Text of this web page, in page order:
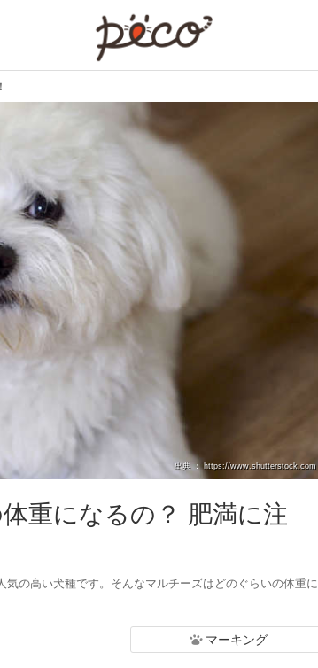
出典 ： https://www.shutterstock.com
重になるの？ 肥満に注
の高い犬種です。そんなマルチーズはどのぐらいの体重に
マーキング